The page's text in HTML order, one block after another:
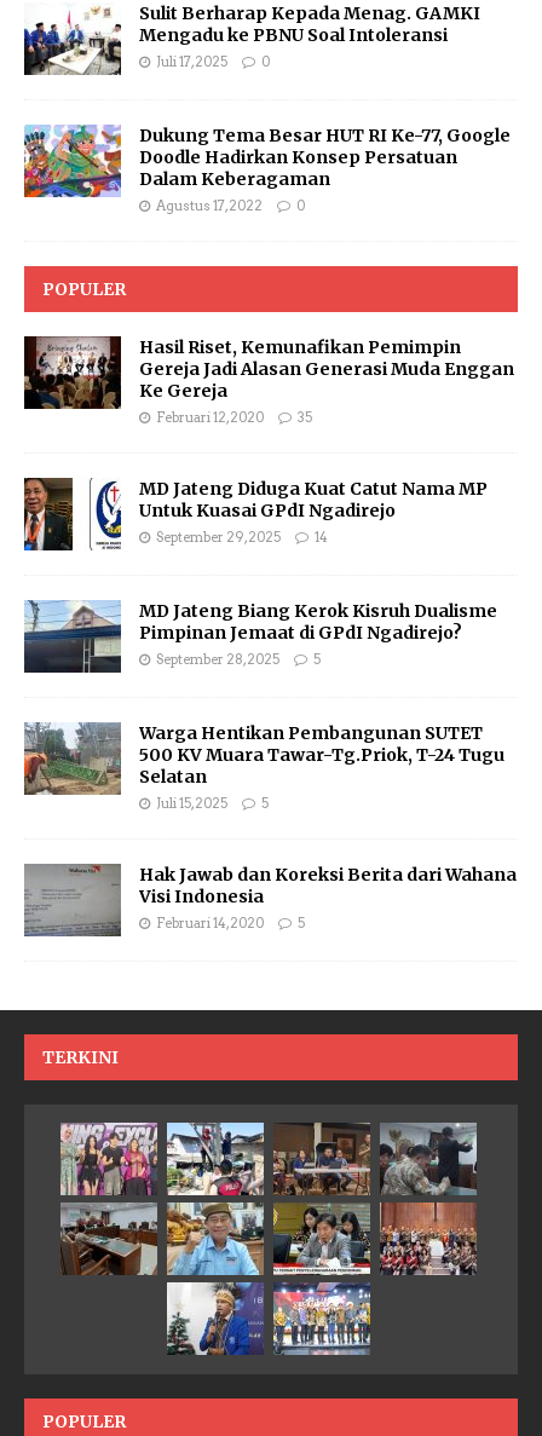
Sulit Berharap Kepada Menag. GAMKI
Mengadu ke PBNU Soal Intoleransi
Juli 17, 2025 0
Dukung Tema Besar HUT RI Ke-77, Google
Doodle Hadirkan Konsep Persatuan
Dalam Keberagaman
Agustus 17, 2022 0
POPULER
Hasil Riset, Kemunafikan Pemimpin
Gereja Jadi Alasan Generasi Muda Enggan
Ke Gereja
Februari 12, 2020 35
MD Jateng Diduga Kuat Catut Nama MP
Untuk Kuasai GPdI Ngadirejo
September 29, 2025 14
MD Jateng Biang Kerok Kisruh Dualisme
Pimpinan Jemaat di GPdI Ngadirejo?
September 28, 2025 5
Warga Hentikan Pembangunan SUTET
500 KV Muara Tawar-Tg.Priok, T-24 Tugu
Selatan
Juli 15, 2025 5
Hak Jawab dan Koreksi Berita dari Wahana
Visi Indonesia
Februari 14, 2020 5
TERKINI
POPULER